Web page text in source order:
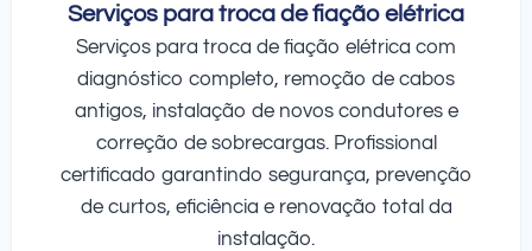
Serviços para troca de fiação elétrica
Serviços para troca de fiação elétrica com
diagnóstico completo, remoção de cabos
antigos, instalação de novos condutores e
correção de sobrecargas. Profissional
certificado garantindo segurança, prevenção
de curtos, eficiência e renovação total da
instalação.